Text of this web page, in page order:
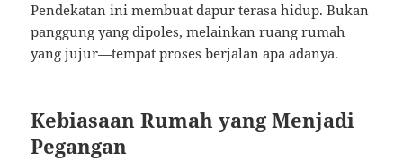
Pendekatan ini membuat dapur terasa hidup. Bukan
panggung yang dipoles, melainkan ruang rumah
yang jujur—tempat proses berjalan apa adanya.
Kebiasaan Rumah yang Menjadi
Pegangan